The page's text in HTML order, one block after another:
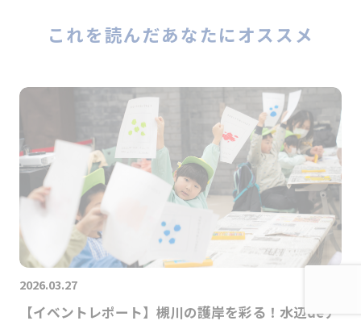
これを読んだあなたにオススメ
2026.03.27
【イベントレポート】槻川の護岸を彩る！水辺deア